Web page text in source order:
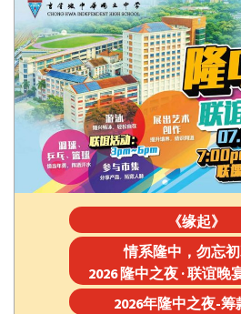
《缘起》
情系隆中，勿忘初
2026 隆中之夜 · 联谊晚
2026年隆中之夜-筹